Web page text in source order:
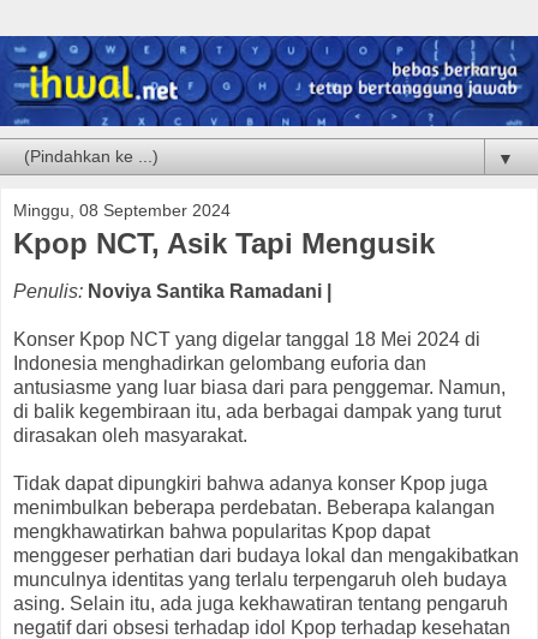
▼
Minggu, 08 September 2024
Kpop NCT, Asik Tapi Mengusik
Penulis: Noviya Santika Ramadani |
Konser Kpop NCT yang digelar tanggal 18 Mei 2024 di
Indonesia menghadirkan gelombang euforia dan
antusiasme yang luar biasa dari para penggemar. Namun,
di balik kegembiraan itu, ada berbagai dampak yang turut
dirasakan oleh masyarakat.
Tidak dapat dipungkiri bahwa adanya konser Kpop juga
menimbulkan beberapa perdebatan. Beberapa kalangan
mengkhawatirkan bahwa popularitas Kpop dapat
menggeser perhatian dari budaya lokal dan mengakibatkan
munculnya identitas yang terlalu terpengaruh oleh budaya
asing. Selain itu, ada juga kekhawatiran tentang pengaruh
negatif dari obsesi terhadap idol Kpop terhadap kesehatan